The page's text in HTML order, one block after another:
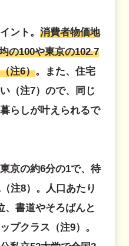
ント。 消費者物価地
の100や東京の102.7
注6）。また、住宅
（注7）ので、同じ
らしが叶えられるで
京の約6分の1で、待
注8）。人口あたり
、書道やそろばんと
プクラス（注9）。